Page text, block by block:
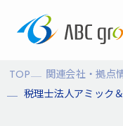
TOP
関連会社・拠点
税理士法人アミック